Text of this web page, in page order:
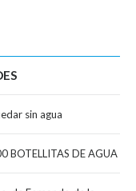
sin agua
BOTELLITAS DE AGUA